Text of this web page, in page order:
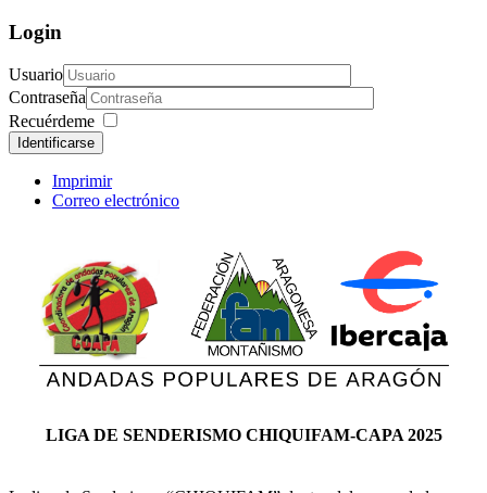
Login
Usuario
Contraseña
Recuérdeme
Identificarse
Imprimir
Correo electrónico
LIGA DE SENDERISMO CHIQUIFAM-CAPA 2025